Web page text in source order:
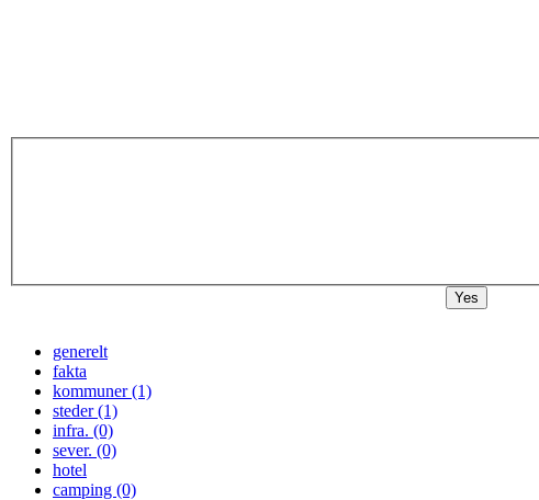
generelt
fakta
kommuner (1)
steder (1)
infra. (0)
sever. (0)
hotel
camping (0)
Yes